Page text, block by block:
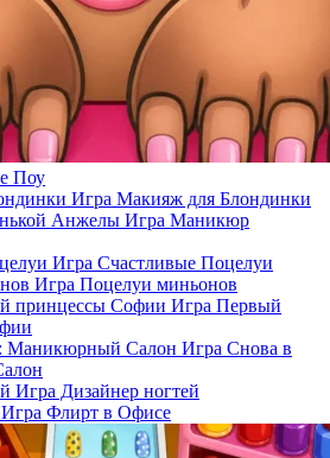
Поу
Игра Макияж для Блондинки
Игра Маникюр
Игра Счастливые Поцелуи
Игра Поцелуи миньонов
Игра Первый
Игра Снова в
Игра Дизайнер ногтей
Игра Флирт в Офисе